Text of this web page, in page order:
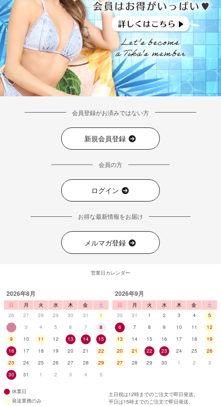
会員登録がお済みではない方
新規会員登録
会員の方
ログイン
お得な最新情報をお届け
メルマガ登録
営業日カレンダー
2026年8月
日 月 火 水 木 金
土
26
27 28 29 30 31
1
2
3 4 5 6 7
8
9
10 11 12 13 14
15
16
17 18 19 20 21
22
23
24 25 26 27 28
29
30
31 1 2 3 4 5
2026年9月
日 月 火 水 木 金
土
30
31 1 2 3 4
5
6
7 8 9 10 11
12
13
14 15 16 17 18
19
20
21 22 23 24 25
26
27
28 29 30 1 2 3
休業日
発送業務のみ
土日祝は12時までのご注文で即日発送。
平日は15時までのご注文で即日発送。